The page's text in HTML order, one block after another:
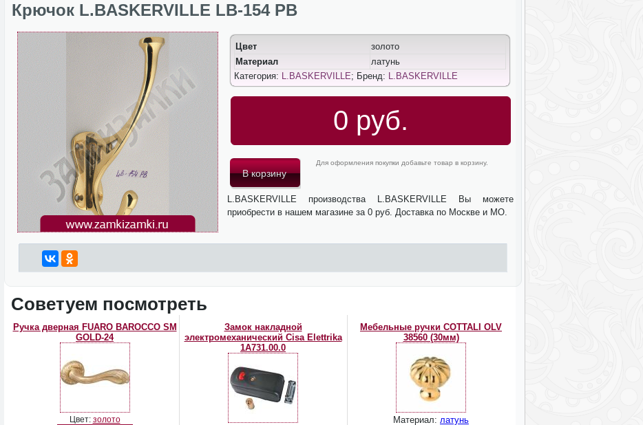
Крючок L.BASKERVILLE LB-154 РB
Цвет
золото
Материал
латунь
Категория: L.BASKERVILLE; Бренд: L.BASKERVILLE
0 руб.
Для оформления покупки добавьте товар в корзину.
L.BASKERVILLE производства L.BASKERVILLE Вы можете
приобрести в нашем магазине за 0 руб. Доставка по Москве и МО.
Советуем посмотреть
Ручка дверная FUARO BAROCCO SM
GOLD-24
Цвет: золото
Замок накладной
электромеханический Cisa Elettrika
1А731.00.0
Мебельные ручки COTTALI OLV
38560 (30мм)
Материал: латунь